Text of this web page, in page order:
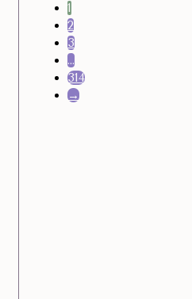
1
2
3
…
314
→